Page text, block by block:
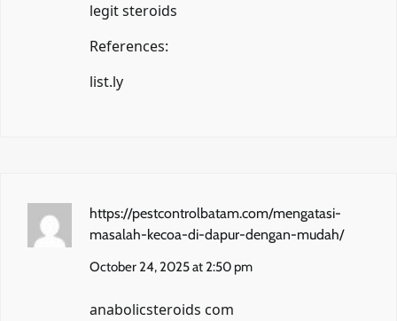
legit steroids
References:
list.ly
https://pestcontrolbatam.com/mengatasi-
masalah-kecoa-di-dapur-dengan-mudah/
October 24, 2025 at 2:50 pm
anabolicsteroids com